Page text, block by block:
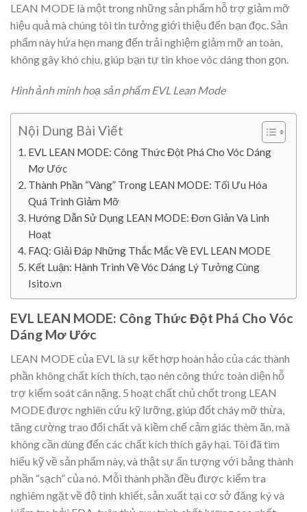
LEAN MODE là một trong những sản phẩm hỗ trợ giảm mỡ
hiệu quả mà chúng tôi tin tưởng giới thiệu đến bạn đọc. Sản
phẩm này hứa hẹn mang đến trải nghiệm giảm mỡ an toàn,
không gây khó chịu, giúp bạn tự tin khoe vóc dáng thon gọn.
Hình ảnh minh hoạ sản phẩm EVL Lean Mode
Nội Dung Bài Viết
EVL LEAN MODE: Công Thức Đột Phá Cho Vóc Dáng
Mơ Ước
Thành Phần “Vàng” Trong LEAN MODE: Tối Ưu Hóa
Quá Trình Giảm Mỡ
Hướng Dẫn Sử Dụng LEAN MODE: Đơn Giản Và Linh
Hoạt
FAQ: Giải Đáp Những Thắc Mắc Về EVL LEAN MODE
Kết Luận: Hành Trình Về Vóc Dáng Lý Tưởng Cùng
Isito.vn
EVL LEAN MODE: Công Thức Đột Phá Cho Vóc
Dáng Mơ Ước
LEAN MODE của EVL là sự kết hợp hoàn hảo của các thành
phần không chất kích thích, tạo nên công thức toàn diện hỗ
trợ kiểm soát cân nặng. 5 hoạt chất chủ chốt trong LEAN
MODE được nghiên cứu kỹ lưỡng, giúp đốt cháy mỡ thừa,
tăng cường trao đổi chất và kiềm chế cảm giác thèm ăn, mà
không cần dùng đến các chất kích thích gây hại. Tôi đã tìm
hiểu kỹ về sản phẩm này, và thật sự ấn tượng với bảng thành
phần “sạch” của nó. Mỗi thành phần đều được kiểm tra
nghiêm ngặt về độ tinh khiết, sản xuất tại cơ sở đăng ký và